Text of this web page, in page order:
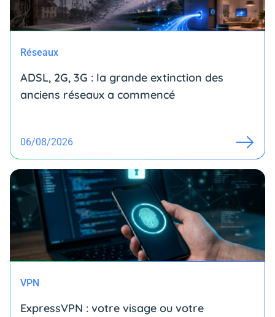
Réseaux
ADSL, 2G, 3G : la grande extinction des
anciens réseaux a commencé
06/08/2026
VPN
ExpressVPN : votre visage ou votre